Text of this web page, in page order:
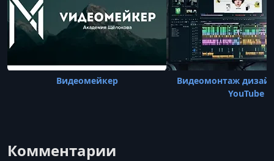
Видеомейкер
Видеомонтаж
YouTube
Комментарии